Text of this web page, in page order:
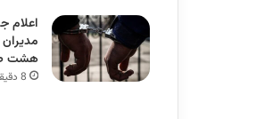
اعلام
هشت
8 دقیقه پیش